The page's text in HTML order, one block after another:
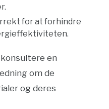
for at forhindre
en
om de
og deres